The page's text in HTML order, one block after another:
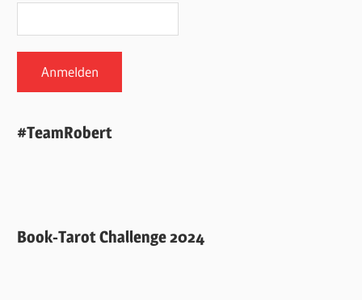
#TeamRobert
Book-Tarot Challenge 2024